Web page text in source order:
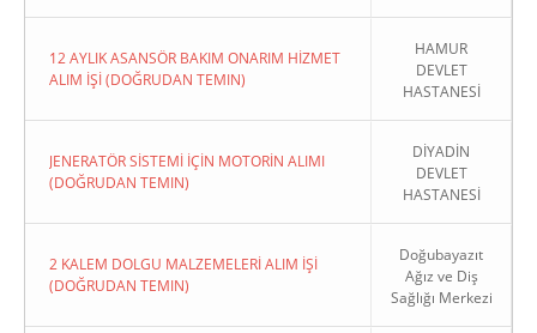
12 AYLIK ASANSÖR BAKIM ONARIM HİZMET
ALIM İŞİ (DOĞRUDAN TEMIN)
HAMUR
DEVLET
HASTANESİ
JENERATÖR SİSTEMİ İÇİN MOTORİN ALIMI
(DOĞRUDAN TEMIN)
DİYADİN
DEVLET
HASTANESİ
2 KALEM DOLGU MALZEMELERİ ALIM İŞİ
(DOĞRUDAN TEMIN)
Doğubayazıt
Ağız ve Diş
Sağlığı Merkezi